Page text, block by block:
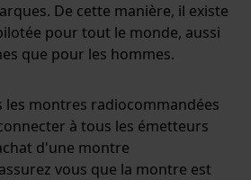
De cette manière, il existe
pour tout le monde, aussi
que pour les hommes.
les montres radiocommandées
à tous les émetteurs
d'une montre
vous que la montre est